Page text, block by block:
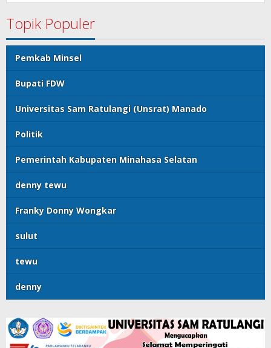
Topik Populer
Pemkab Minsel
Bupati FDW
Universitas Sam Ratulangi (Unsrat) Manado
Politik
Pemerintah Kabupaten Minahasa Selatan
denny tewu
Franky Donny Wongkar
sulut
tewu
denny